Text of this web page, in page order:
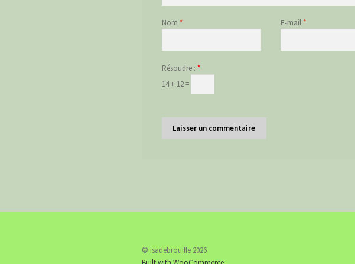
Nom * E-mail *
Résoudre : *
14 + 12 =
© isadebrouille 2026